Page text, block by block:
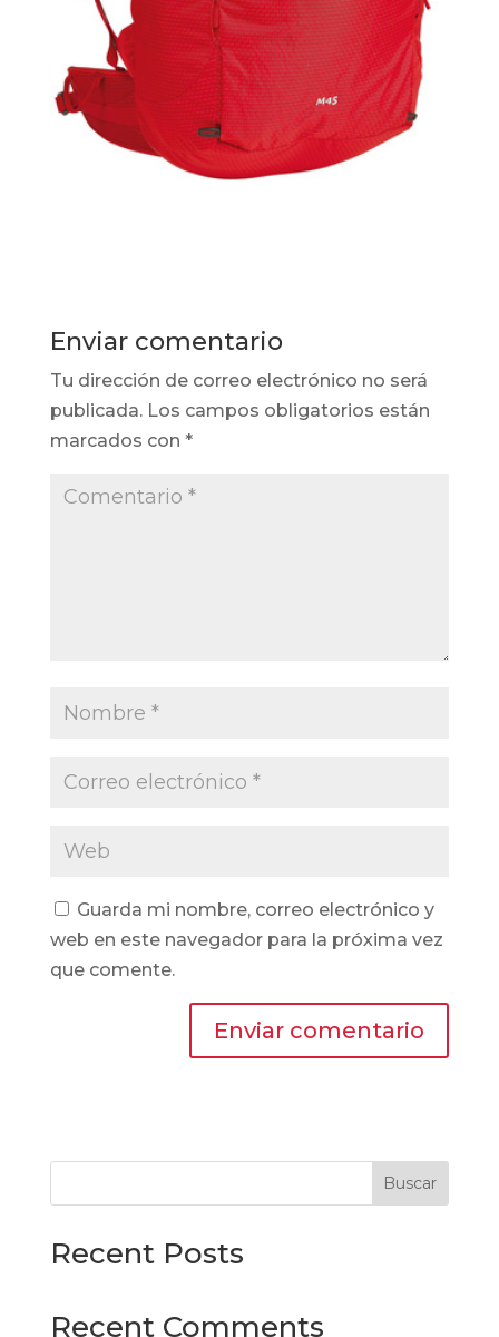
Enviar comentario
Tu dirección de correo electrónico no será
publicada. Los campos obligatorios están
marcados con *
Guarda mi nombre, correo electrónico y
web en este navegador para la próxima vez
que comente.
Buscar
Recent Posts
Recent Comments